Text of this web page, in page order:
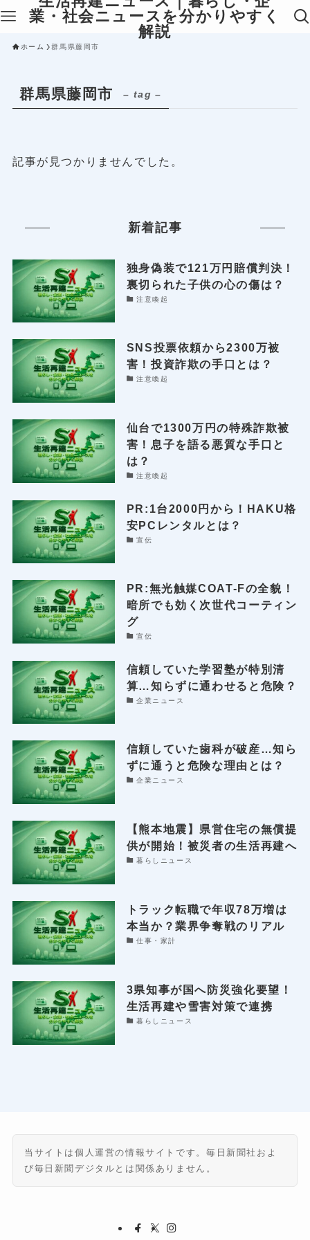
業・社会ニュースを分かりやすく
解説
ホーム 群馬県藤岡市
群馬県藤岡市 – tag –
記事が見つかりませんでした。
新着記事
独身偽装で121万円賠償判決！
裏切られた子供の心の傷は？
注意喚起
SNS投票依頼から2300万被
害！投資詐欺の手口とは？
注意喚起
仙台で1300万円の特殊詐欺被
害！息子を語る悪質な手口と
は？
注意喚起
PR:1台2000円から！HAKU格
安PCレンタルとは？
宣伝
PR:無光触媒COAT-Fの全貌！
暗所でも効く次世代コーティン
グ
宣伝
信頼していた学習塾が特別清
算…知らずに通わせると危険？
企業ニュース
信頼していた歯科が破産…知ら
ずに通うと危険な理由とは？
企業ニュース
【熊本地震】県営住宅の無償提
供が開始！被災者の生活再建へ
暮らしニュース
トラック転職で年収78万増は
本当か？業界争奪戦のリアル
仕事・家計
3県知事が国へ防災強化要望！
生活再建や雪害対策で連携
暮らしニュース
当サイトは個人運営の情報サイトです。毎日新聞社およ
び毎日新聞デジタルとは関係ありません。